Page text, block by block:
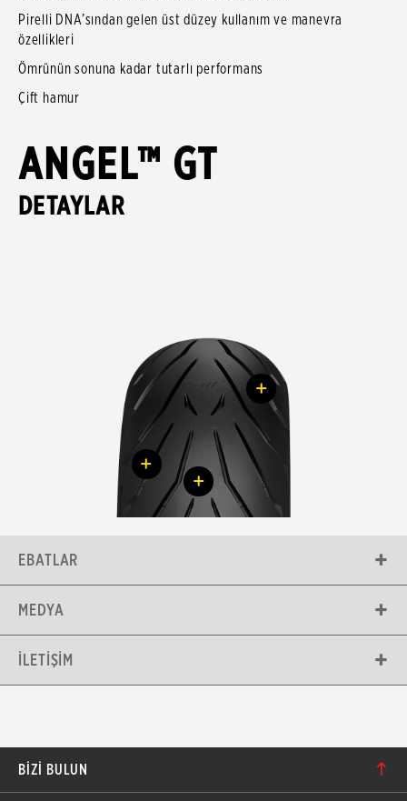
Pirelli DNA’sından gelen üst düzey kullanım ve manevra
özellikleri
Ömrünün sonuna kadar tutarlı performans
Çift hamur
ANGEL™ GT
DETAYLAR
+
+
+
EBATLAR
MEDYA
İLETIŞIM
BIZI BULUN